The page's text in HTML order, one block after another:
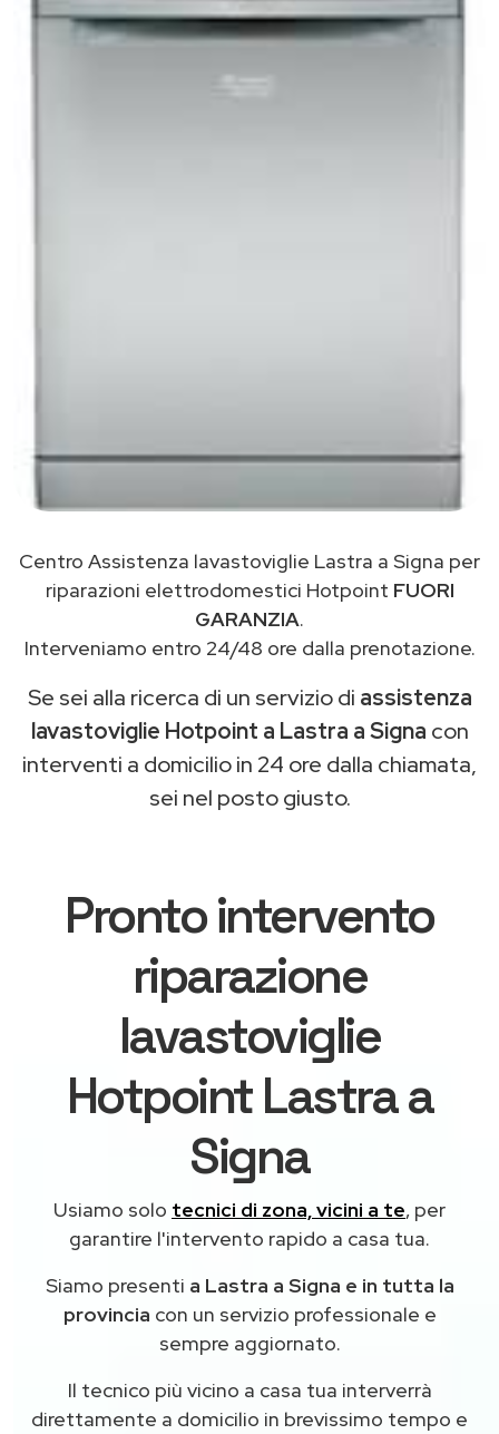
Centro Assistenza lavastoviglie Lastra a Signa per
riparazioni elettrodomestici Hotpoint FUORI
GARANZIA.
Interveniamo entro 24/48 ore dalla prenotazione.
Se sei alla ricerca di un servizio di assistenza
lavastoviglie Hotpoint a Lastra a Signa con
interventi a domicilio in 24 ore dalla chiamata,
sei nel posto giusto.
Pronto intervento
riparazione
lavastoviglie
Hotpoint Lastra a
Signa
Usiamo solo tecnici di zona, vicini a te, per
garantire l'intervento rapido a casa tua.
Siamo presenti a Lastra a Signa e in tutta la
provincia con un servizio professionale e
sempre aggiornato.
Il tecnico più vicino a casa tua interverrà
direttamente a domicilio in brevissimo tempo e